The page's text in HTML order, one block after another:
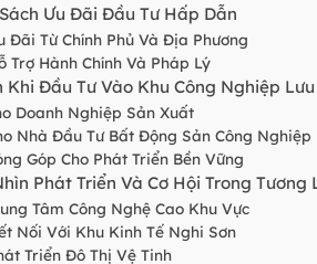
Ưu Đãi Đầu Tư Hấp Dẫn
Đãi Từ Chính Phủ Và Địa Phương
Trợ Hành Chính Và Pháp Lý
Khi Đầu Tư Vào Khu Công Nghiệp Lưu
Doanh Nghiệp Sản Xuất
Nhà Đầu Tư Bất Động Sản Công Nghiệp
Góp Cho Phát Triển Bền Vững
Phát Triển Và Cơ Hội Trong Tương
Tâm Công Nghệ Cao Khu Vực
Nối Với Khu Kinh Tế Nghi Sơn
Triển Đô Thị Vệ Tinh